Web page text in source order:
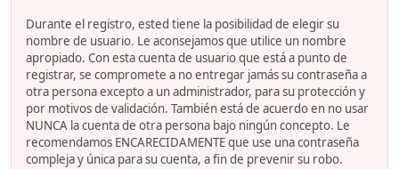
Durante el registro, ested tiene la posibilidad de elegir su
nombre de usuario. Le aconsejamos que utilice un nombre
apropiado. Con esta cuenta de usuario que está a punto de
registrar, se compromete a no entregar jamás su contraseña a
otra persona excepto a un administrador, para su protección y
por motivos de validación. También está de acuerdo en no usar
NUNCA la cuenta de otra persona bajo ningún concepto. Le
recomendamos ENCARECIDAMENTE que use una contraseña
compleja y única para su cuenta, a fin de prevenir su robo.